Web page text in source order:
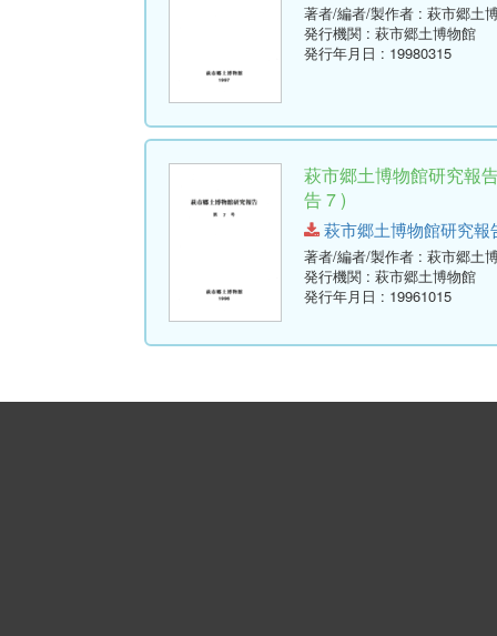
著者/編者/製作者 : 萩市郷土
発行機関 : 萩市郷土博物館
発行年月日 : 19980315
萩市郷土博物館研究報
告 7 )
萩市郷土博物館研究報
著者/編者/製作者 : 萩市郷土
発行機関 : 萩市郷土博物館
発行年月日 : 19961015